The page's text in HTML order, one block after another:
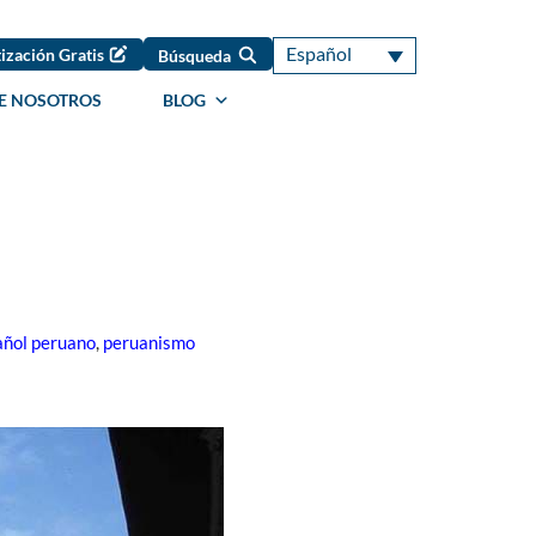
Gratis Búsqueda Español
NOSOTROS BLOG
peruano, peruanismo